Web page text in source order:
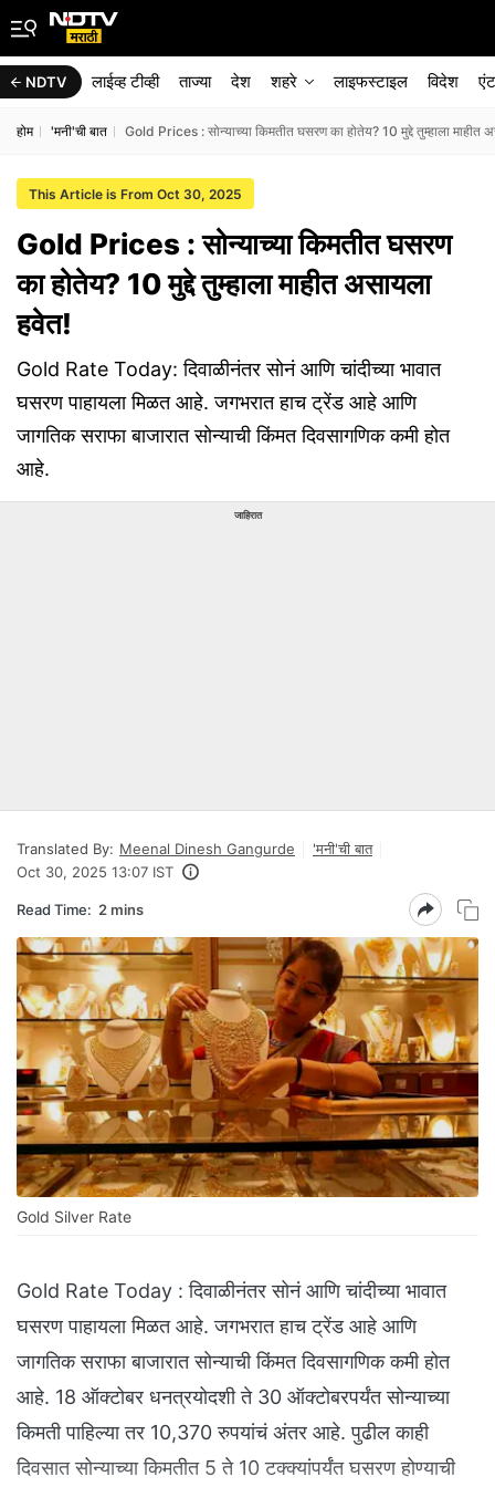
NDTV लाईव्ह टीव्ही ताज्या देश शहरे लाइफस्टाइल विदेश
होम 'मनी'ची बात Gold Prices : सोन्याच्या किमतीत घसरण का होतेय? 10 मुद्दे तुम्हाला माहीत
This Article is From Oct 30, 2025
Gold Prices : सोन्याच्या किमतीत घसरण
का होतेय? 10 मुद्दे तुम्हाला माहीत असायला
हवेत!
Gold Rate Today: दिवाळीनंतर सोनं आणि चांदीच्या भावात
घसरण पाहायला मिळत आहे. जगभरात हाच ट्रेंड आहे आणि
जागतिक सराफा बाजारात सोन्याची किंमत दिवसागणिक कमी होत
आहे.
जाहिरात
Translated By: Meenal Dinesh Gangurde
'मनी'ची बात
Oct 30, 2025 13:07 IST
Read Time: 2 mins
Gold Silver Rate
Gold Rate Today : दिवाळीनंतर सोनं आणि चांदीच्या भावात
घसरण पाहायला मिळत आहे. जगभरात हाच ट्रेंड आहे आणि
जागतिक सराफा बाजारात सोन्याची किंमत दिवसागणिक कमी होत
आहे. 18 ऑक्टोबर धनत्रयोदशी ते 30 ऑक्टोबरपर्यंत सोन्याच्या
किमती पाहिल्या तर 10,370 रुपयांचं अंतर आहे. पुढील काही
दिवसात सोन्याच्या किमतीत 5 ते 10 टक्क्यांपर्यंत घसरण होण्याची